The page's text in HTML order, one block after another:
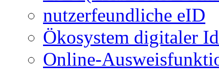
nutzerfeundliche eID
Ökosystem digitaler
Online-